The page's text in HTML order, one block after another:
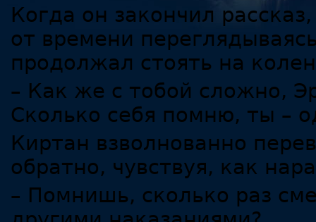
Когда он закончил
от времени
продолжал стоять на
– Как же с тобой сложно,
Сколько себя помню, ты –
Киртан взволнованно
обратно, чувствуя, как
– Помнишь, сколько раз